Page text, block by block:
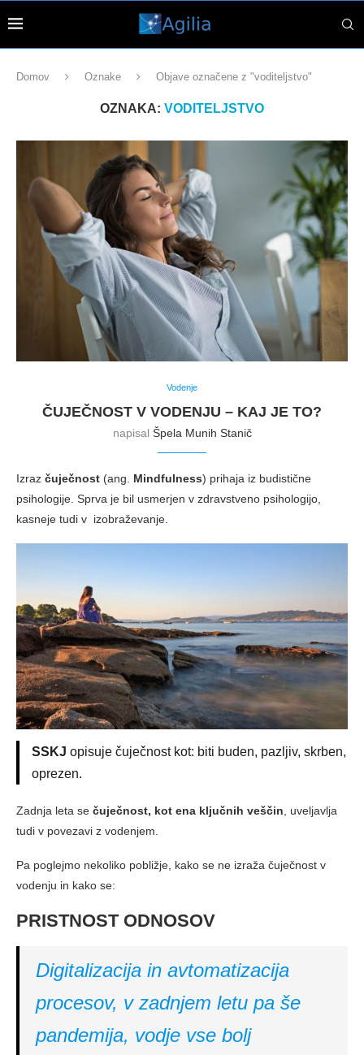
Domov Oznake Objave označene z "voditeljstvo"
OZNAKA: VODITELJSTVO
Vodenje
ČUJEČNOST V VODENJU – KAJ JE TO?
napisal Špela Munih Stanič
Izraz čuječnost (ang. Mindfulness) prihaja iz budistične
psihologije. Sprva je bil usmerjen v zdravstveno psihologijo,
kasneje tudi v izobraževanje.
SSKJ opisuje čuječnost kot: biti buden, pazljiv, skrben,
oprezen.
Zadnja leta se čuječnost, kot ena ključnih veščin , uveljavlja
tudi v povezavi z vodenjem.
Pa poglejmo nekoliko pobližje, kako se ne izraža čuječnost v
vodenju in kako se:
PRISTNOST ODNOSOV
Digitalizacija in avtomatizacija
procesov, v zadnjem letu pa še
pandemija, vodje vse bolj